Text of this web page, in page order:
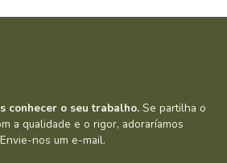
conhecer o seu trabalho. Se partilha o
a qualidade e o rigor, adoraríamos
nos um e-mail.